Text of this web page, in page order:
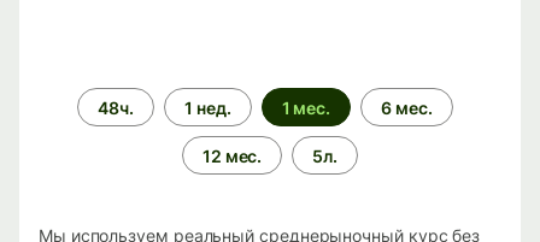
Период
времени
48ч. 1 нед. 1 мес. 6 мес.
12 мес. 5л.
Мы используем реальный среднерыночный курс без